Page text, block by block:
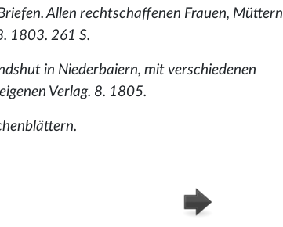
Allen rechtschaffenen Frauen, Müttern
1803. 261 S.
in Niederbaiern, mit verschiedenen
Verlag. 8. 1805.